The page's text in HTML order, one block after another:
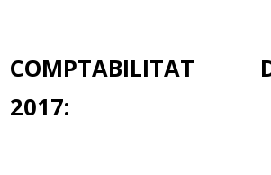
COMPTABILITAT
2017: